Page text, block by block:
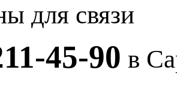
для связи
45-90 в